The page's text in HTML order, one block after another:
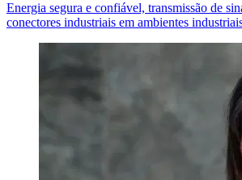
Energia segura e confiável, transmissão de
conectores industriais em ambientes